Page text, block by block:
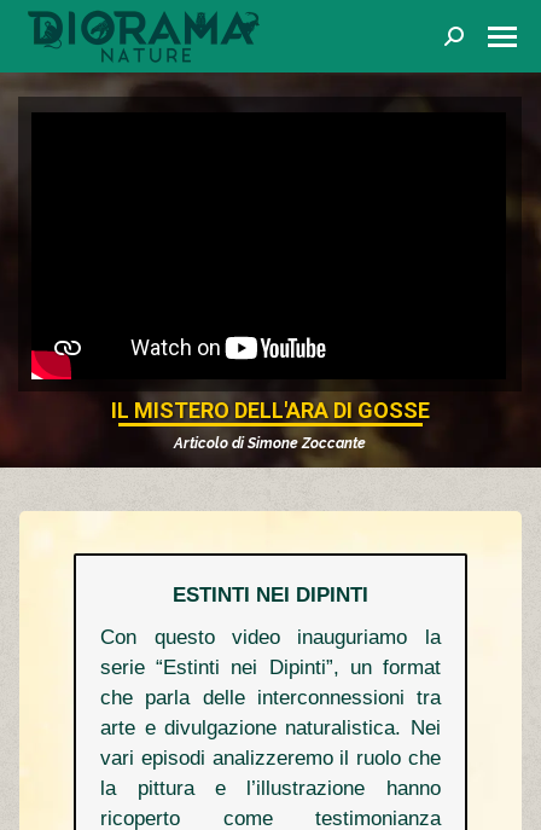
Cerca
IL MISTERO DELL'ARA DI GOSSE
Articolo di Simone Zoccante
ESTINTI NEI DIPINTI
Con questo video inauguriamo la
serie “Estinti nei Dipinti”, un format
che parla delle interconnessioni tra
arte e divulgazione naturalistica. Nei
vari episodi analizzeremo il ruolo che
la pittura e l’illustrazione hanno
ricoperto come testimonianza